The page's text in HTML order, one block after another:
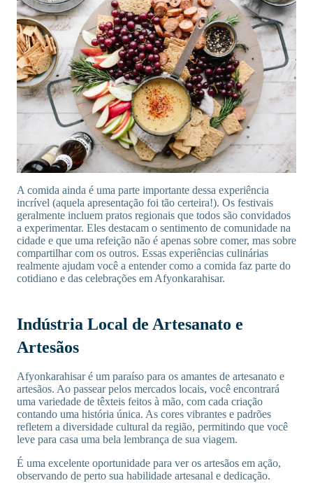
A comida ainda é uma parte importante dessa experiência
incrível (aquela apresentação foi tão certeira!). Os festivais
geralmente incluem pratos regionais que todos são convidados
a experimentar. Eles destacam o sentimento de comunidade na
cidade e que uma refeição não é apenas sobre comer, mas sobre
compartilhar com os outros. Essas experiências culinárias
realmente ajudam você a entender como a comida faz parte do
cotidiano e das celebrações em Afyonkarahisar.
Indústria Local de Artesanato e
Artesãos
Afyonkarahisar é um paraíso para os amantes de artesanato e
artesãos. Ao passear pelos mercados locais, você encontrará
uma variedade de têxteis feitos à mão, com cada criação
contando uma história única. As cores vibrantes e padrões
refletem a diversidade cultural da região, permitindo que você
leve para casa uma bela lembrança de sua viagem.
É uma excelente oportunidade para ver os artesãos em ação,
observando de perto sua habilidade artesanal e dedicação.